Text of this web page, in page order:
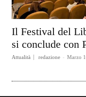
Il Festival del
si conclude con
Attualità redazione - Marzo